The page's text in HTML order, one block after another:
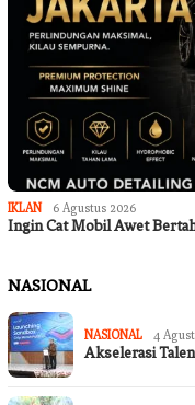
IKLAN 6 Agustus 2026
Ingin Cat Mobil Awet
NASIONAL
NASIONAL 4
Akselerasi